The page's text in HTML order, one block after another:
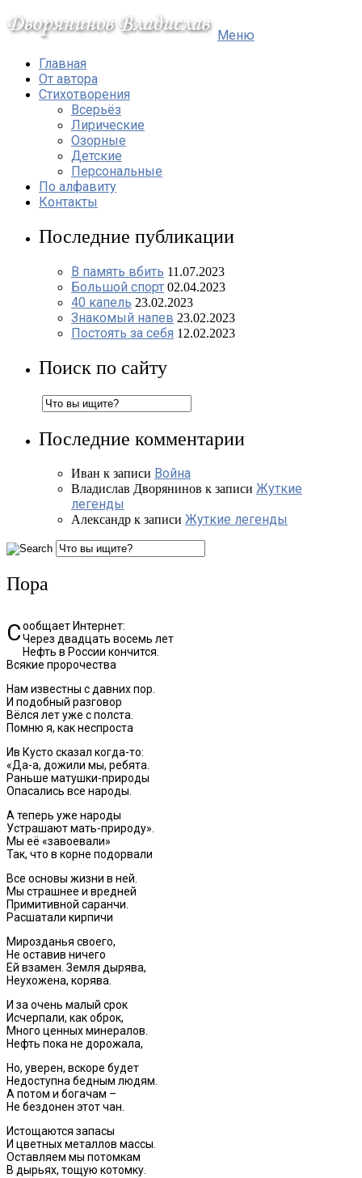
Меню
Главная
От автора
Стихотворения
Всерьёз
Лирические
Озорные
Детские
Персональные
По алфавиту
Контакты
Последние публикации
В память вбить 11.07.2023
Большой спорт 02.04.2023
40 капель 23.02.2023
Знакомый напев 23.02.2023
Постоять за себя 12.02.2023
Поиск по сайту
Последние комментарии
Иван к записи Война
Владислав Дворянинов к записи Жуткие
легенды
Александр к записи Жуткие легенды
Пора
Сообщает Интернет:
Через двадцать восемь лет
Нефть в России кончится.
Всякие пророчества
Нам известны с давних пор.
И подобный разговор
Вёлся лет уже с полста.
Помню я, как неспроста
Ив Кусто сказал когда-то:
«Да-а, дожили мы, ребята.
Раньше матушки-природы
Опасались все народы.
А теперь уже народы
Устрашают мать-природу».
Мы её «завоевали»
Так, что в корне подорвали
Все основы жизни в ней.
Мы страшнее и вредней
Примитивной саранчи.
Расшатали кирпичи
Мирозданья своего,
Не оставив ничего
Ей взамен. Земля дырява,
Неухожена, корява.
И за очень малый срок
Исчерпали, как оброк,
Много ценных минералов.
Нефть пока не дорожала,
Но, уверен, вскоре будет
Недоступна бедным людям.
А потом и богачам –
Не бездонен этот чан.
Истощаются запасы
И цветных металлов массы.
Оставляем мы потомкам
В дырьях, тощую котомку.